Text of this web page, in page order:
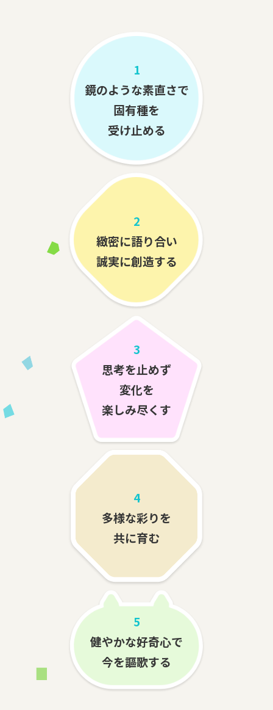
1
鏡のような素直さで
固有種を
受け止める
2
緻密に語り合い
誠実に創造する
3
思考を止めず
変化を
楽しみ尽くす
4
多様な彩りを
共に育む
5
健やかな好奇心で
今を謳歌する